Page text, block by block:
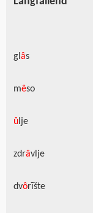
glȃs
mȇso
ȗlje
zdrȃvlje
dvȏrīšte